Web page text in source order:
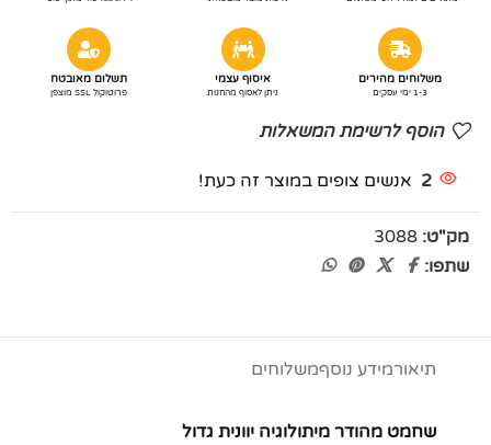
משלוחים מהירים
1-3 ימי עסקים
איסוף עצמי
ניתן לאסוף מהחנות
תשלום מאובטח
פרוטוקול SSL מוצפן
הוסף לרשימת המשאלות
2 אנשים צופים במוצר זה כעת!
מק"ט: 3088
שתפו:
תיאורמידע נוסףמשלוחים
שחמט מהודר מיתולוגיה יוונית גדול